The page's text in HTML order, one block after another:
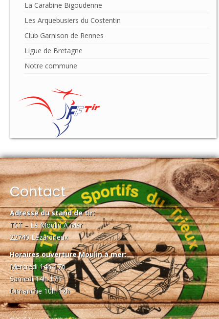
La Carabine Bigoudenne
Les Arquebusiers du Costentin
Club Garnison de Rennes
Ligue de Bretagne
Notre commune
Contact
Adresse du stand de tir:
TST – Le Moulin À Mer
22740 Lézardrieux
Horaires ouverture Moulin à mer:
Mercredi 14h-17h
Samedi 14h-17h
Dimanche 10h-12h